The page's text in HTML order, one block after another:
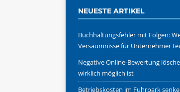
NEUESTE ARTIKEL
Buchhaltungsfehler mit Folgen:
Versäumnisse für Unternehmer
Negative Online-Bewertung
wirklich möglich ist
Betriebskosten im Fuhrpark